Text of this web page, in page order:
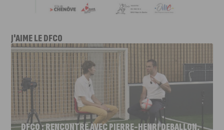
J'AIME LE DFCO
DFCO : RENCONTRE AVEC PIERRE-HENRI DEBALLON,